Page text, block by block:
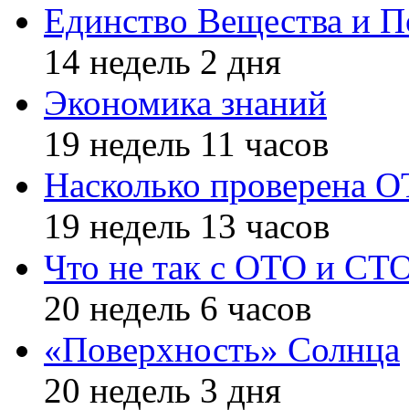
Единство Вещества и
14 недель 2 дня
Экономика знаний
19 недель 11 часов
Насколько проверена
19 недель 13 часов
Что не так с ОТО и
20 недель 6 часов
«Поверхность» Солнца
20 недель 3 дня